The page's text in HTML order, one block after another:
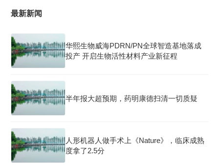
最新新闻
华熙生物威海PDRN/PN全球智造基地落成
投产 开启生物活性材料产业新征程
半年报大超预期，药明康德扫清一切质疑
人形机器人做手术上《Nature》，临床成熟
度拿了2.5分